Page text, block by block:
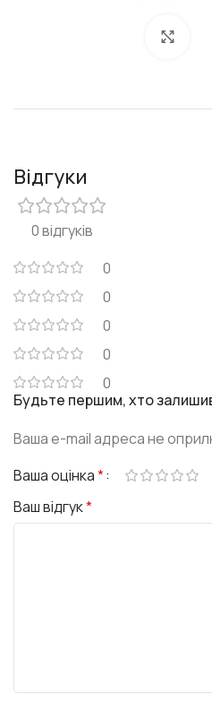
Відгуки
0 відгуків
0
0
0
0
0
Будьте першим, хто
Ваша e-mail адреса не
Ваша оцінка*
Ваш відгук*